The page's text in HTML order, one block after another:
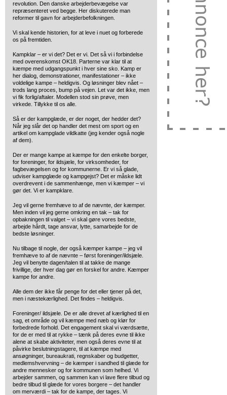
revolution. Den danske arbejderbevægelse var
repræsenteret ved begge. Her diskuterede man
reformer til gavn for arbejderbefolkningen.
Vi skal kende historien, for at leve i nuet og forberede
os på fremtiden.
Kampklar – er vi det? Det er vi. Det så vi i forbindelse
med overenskomst OK18. Parterne var klar til at
kæmpe med udgangspunkt i hver sine sko. Kamp er
her dialog, demonstrationer, manifestationer – ikke
voldelige kampe – heldigvis. Og løsninger blev nået –
trods lang proces, bump på vejen. Let var det ikke, men
vi fik forlig/aftaler. Modellen stod sin prøve, men
virkede. Tillykke til os alle.
Så er der kampglæde, er der noget, der hedder det?
Når jeg slår det op handler det mest om sport og en
artikel om kampglade vildkatte (jeg kender også nogle
af dem).
Der er mange kampe at kæmpe for den enkelte borger,
for foreninger, for ildsjæle, for virksomheder, for
fagbevægelsen og for kommunerne. Er vi så glade,
udviser kampglæde og kampgejst? Det er måske lidt
overdrevent i de sammenhænge, men vi kæmper – vi
gør det. Vi er kampklare.
Jeg vil gerne fremhæve to af de nævnte, der kæmper.
Men inden vil jeg gerne omkring en tak – tak for
opbakningen til valget – vi skal gøre vores bedste,
arbejde hårdt, tage ansvar, lytte, samarbejde for de
bedste løsninger.
Nu tilbage til nogle, der også kæmper kampe – jeg vil
fremhæve to af de nævnte – først foreninger/ildsjæle.
Jeg vil benytte dagen/talen til at takke de mange
frivillige, der hver dag gør en forskel for andre. Kæmper
kampe for andre.
Alle dem der ikke får penge for det eller tjener på det,
men i næstekærlighed. Det findes – heldigvis.
Foreninger/ ildsjæle. De er alle drevet af kærlighed til en
sag, et område og vil kæmpe med næb og klør for
forbedrede forhold. Det engagement skal vi værdsætte,
for de er med til at rykke – tænk på deres evne til ikke
alene at skabe aktiviteter, men også deres evne til at
påvirke beslutningstagere, til at kæmpe med
ansøgninger, bureaukrati, regnskaber og budgetter,
medlemshvervning – de kæmper i sandhed til glæde for
andre mennesker og for kommunen som helhed. Vi
arbejder sammen, og sammen kan vi lave flere tilbud og
bedre tilbud til glæde for vores borgere – det handler
om merværdi – tak for de kampe, der tages. Vi